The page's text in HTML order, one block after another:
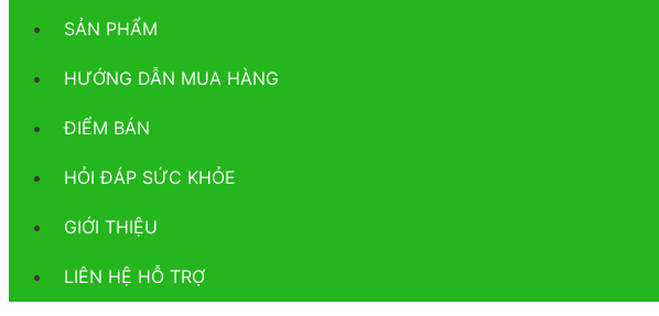
SẢN PHẨM
HƯỚNG DẪN MUA HÀNG
ĐIỂM BÁN
HỎI ĐÁP SỨC KHỎE
GIỚI THIỆU
LIÊN HỆ HỖ TRỢ